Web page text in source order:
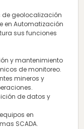
de geolocalización
en Automatización
sus funciones
y mantenimiento
de monitoreo.
mineros y
de datos y
en
SCADA.